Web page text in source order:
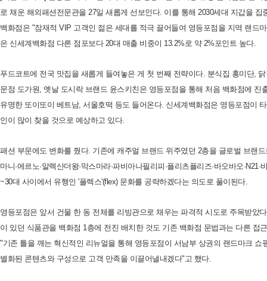
로 채운 해외패션전문관을 27일 새롭게 선보인다. 이를 통해 2030세대 지갑을 집
백화점은 "잠재적 VIP 고객인 젊은 세대를 적극 끌어들여 영등포점을 지역 랜드
은 신세계백화점 다른 점포보다 20대 매출 비중이 13.2%로 약 2%포인트 높다.
푸드코트에 전국 맛집을 새롭게 들여놓은 게 첫 번째 전략이다. 분식집 홍미단,
문점 도가원, 옛날 도시락 브랜드 윤스키친은 영등포점을 통해 처음 백화점에 진
유명한 또이또이 베트남, 서울호떡 등도 들어온다. 신세계백화점은 영등포점이
인이 많이 찾을 것으로 예상하고 있다.
패션 부문에도 변화를 줬다. 기존에 캐주얼 브랜드 위주였던 2층을 글로벌 브랜
마니·에르노·알렉산더왕·막스마라·파비아나필리피·플리츠플리즈·바오바오
~30대 사이에서 유행인 '플렉스'(flex) 문화를 공략하겠다는 의도로 풀이된다.
영등포점은 앞서 건물 한 동 전체를 리빙관으로 채우는 파격적 시도로 주목받았
이 있던 식품관을 백화점 1층에 전진 배치한 것도 기존 백화점 문법과는 다른 접
"기존 틀을 깨는 혁신적인 리뉴얼을 통해 영등포점이 서남부 상권의 랜드마크 쇼
별화된 콘텐츠와 구성으로 고객 만족을 이끌어낼내겠다"고 했다.